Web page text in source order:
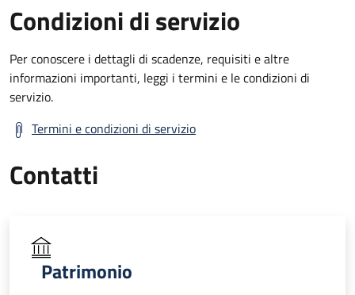
Condizioni di servizio
Per conoscere i dettagli di scadenze, requisiti e altre
informazioni importanti, leggi i termini e le condizioni di
servizio.
Termini e condizioni di servizio
Contatti
Patrimonio